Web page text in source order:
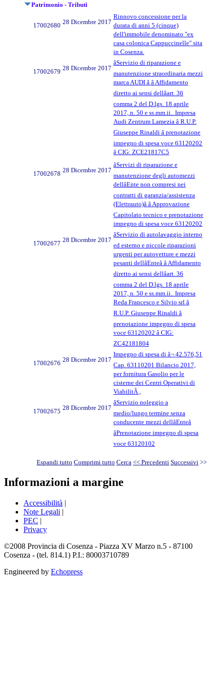
Patrimonio - Tributi
17002680 28 Dicembre 2017
Rinnovo concessione per la
durata di anni 5 (cinque)
dell'immobile denominato "ex
casa colonica Cappuccinelle" sita
in Cosenza.
17002679 28 Dicembre 2017
âServizio di riparazione e
manutenzione straordinaria mezzi
marca AUDI â â Affidamento
diretto ai sensi dellâart. 36
comma 2 del D.lgs. 18 aprile
2017, n. 50 e ss.mm.ii.. Impresa
Audi Zentrum Lamezia â R.U.P.
Giuseppe Rinaldi â prenotazione
impegno di spesa voce 63120202
â CIG: ZCE21817C5
17002678 28 Dicembre 2017
âServizi di riparazione e
manutenzione degli automezzi
dellâEnte non compresi nei
contratti di garanzia/assistenza
(Elettrauto)â â Approvazione
Capitolato tecnico e prenotazione
impegno di spesa voce 63120202
17002677 28 Dicembre 2017
âServizio di autolavaggio interno
ed esterno e piccole riparazioni
urgenti per autovetture e mezzi
pesanti dellâEnteâ â Affidamento
diretto ai sensi dellâart. 36
comma 2 del D.lgs. 18 aprile
2017, n. 50 e ss.mm.ii.. Impresa
Reda Francesco e Silvio srl â
R.U.P. Giuseppe Rinaldi â
prenotazione impegno di spesa
voce 63120202 â CIG:
ZC42181804
17002676 28 Dicembre 2017
Impegno di spesa di â¬ 42.576,51
Cap. 63110201 Bilancio 2017,
per fornitura Gasolio per le
cisterne dei Centri Operativi di
ViabilitÃ ,
17002675 28 Dicembre 2017
âServizio noleggio a
medio/lungo termine senza
conducente mezzi dellâEnteâ
âPrenotazione impegno di spesa
voce 63120102
Espandi tutto Comprimi tutto Cerca << Precedenti Successivi >>
Informazioni a margine
Accessibilità |
Note Legali |
PEC |
Privacy
©2008 Provincia di Cosenza - Piazza XV Marzo n.5 - 87100
Cosenza - (tel. 814.1) P.I.: 80003710789
Engineered by Echopress